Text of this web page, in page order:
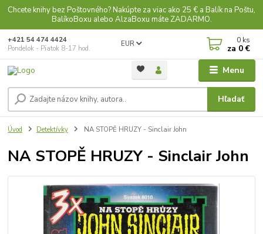
Chcete knihy bez Poštovného? Nakúpte za viac ako 25 € a Balík na Poštu,
BalíkoBoxu alebo AlzaBoxu máte ZADARMO.
Menu
EUR
Hľadať
+421 54 474 4424
Pondelok - Piatok 8-17 hod.
0 ks
za 0 €
Úvod Detektívky NA STOPĚ HRUZY - Sinclair John
NA STOPĚ HRUZY - Sinclair John